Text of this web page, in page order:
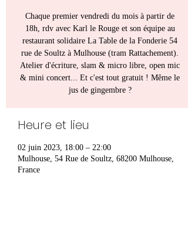
Chaque premier vendredi du mois à partir de
18h, rdv avec Karl le Rouge et son équipe au
restaurant solidaire La Table de la Fonderie 54
rue de Soultz à Mulhouse (tram Rattachement).
Atelier d'écriture, slam & micro libre, open mic
& mini concert... Et c'est tout gratuit ! Même le
jus de gingembre ?
Heure et lieu
02 juin 2023, 18:00 – 22:00
Mulhouse, 54 Rue de Soultz, 68200 Mulhouse,
France